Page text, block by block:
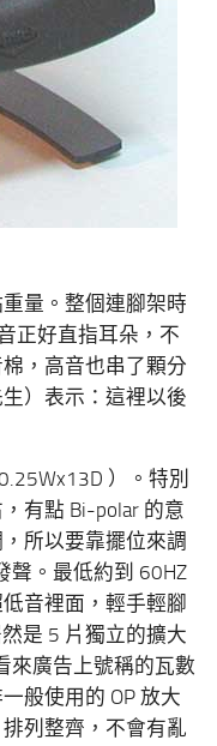
量。整個連腳架時
正好直指耳朵，不
，高音也串了顆分
）表示：這裡以後
）。特別
有點 Bi-polar 的意
所以要靠擺位來調
聲。最低約到 60HZ
音裡面，輕手輕腳
是 5 片獨立的擴大
來廣告上號稱的瓦數
般使用的 OP 放大
列整齊，不會有亂